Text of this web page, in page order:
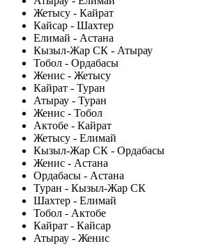
Жетысу - Кайрат
Кайсар - Шахтер
Елимай - Астана
Кызыл-Жар СК - Атырау
Тобол - Ордабасы
Женис - Жетысу
Кайрат - Туран
Атырау - Туран
Женис - Тобол
Актобе - Кайрат
Жетысу - Елимай
Кызыл-Жар СК - Ордабасы
Женис - Астана
Ордабасы - Астана
Туран - Кызыл-Жар СК
Шахтер - Елимай
Тобол - Актобе
Кайрат - Кайсар
Атырау - Женис